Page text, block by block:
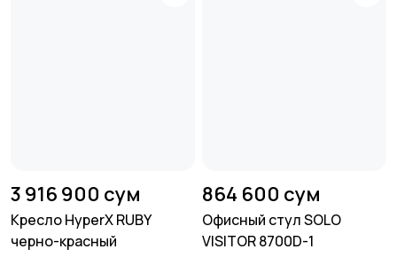
3 916 900 сум
Кресло HyperX RUBY
черно-красный
864 600 сум
Офисный стул SOLO
VISITOR 8700D-1